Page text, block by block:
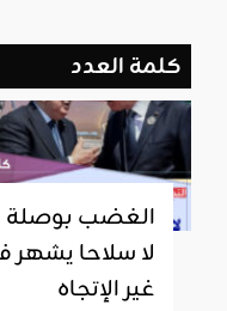
كلمة العدد
الغضب بوصلة
لا سلاحا يشهر
غير الإتجاه